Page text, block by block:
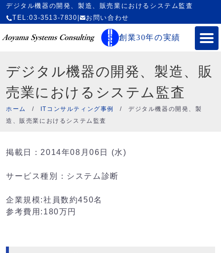
デジタル機器の開発、製造、販売業におけるシステム監査
TEL:03-3513-7830
お問い合わせ
創業30年の実績
デジタル機器の開発、製造、販
売業におけるシステム監査
ホーム / ITコンサルティング事例 /デジタル機器の開発、製
造、販売業におけるシステム監査
掲載日：2014年08月06日 (水)
サービス種別：システム診断
企業規模:社員数約450名
参考費用:180万円